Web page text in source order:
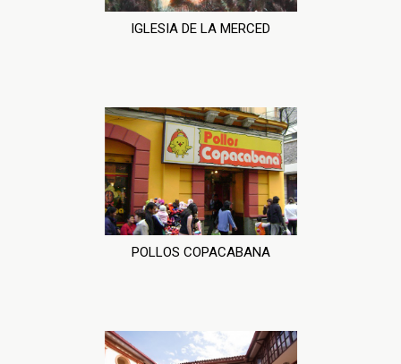
IGLESIA DE LA MERCED
POLLOS COPACABANA